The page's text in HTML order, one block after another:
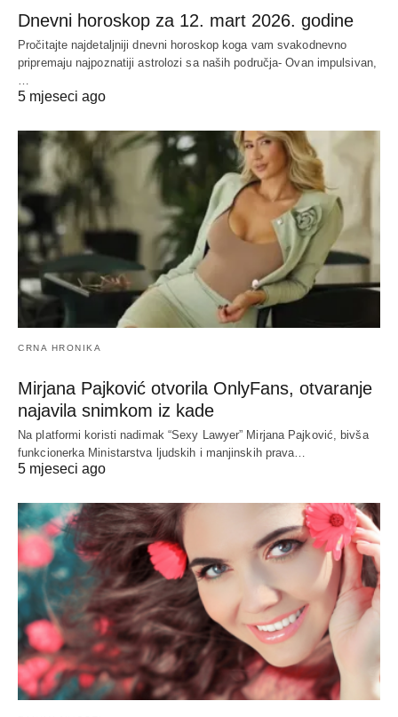
Dnevni horoskop za 12. mart 2026. godine
Pročitajte najdetaljniji dnevni horoskop koga vam svakodnevno
pripremaju najpoznatiji astrolozi sa naših područja- Ovan impulsivan,
…
5 mjeseci ago
CRNA HRONIKA
Mirjana Pajković otvorila OnlyFans, otvaranje
najavila snimkom iz kade
Na platformi koristi nadimak “Sexy Lawyer” Mirjana Pajković, bivša
funkcionerka Ministarstva ljudskih i manjinskih prava…
5 mjeseci ago